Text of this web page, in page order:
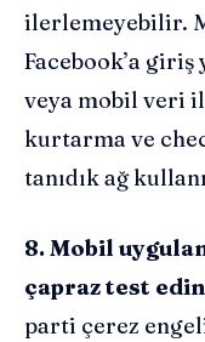
ilerlemeyebilir.
Facebook’a giriş
veya mobil veri
kurtarma ve
tanıdık ağ
8. Mobil
çapraz test
parti çerez